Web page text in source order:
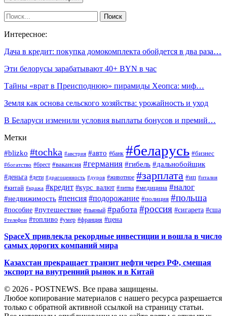
Интересное:
Дача в кредит: покупка домокомплекта обойдется в два раза…
Эти белорусы зарабатывают 40+ BYN в час
Тайны «врат в Преисподнюю» пирамиды Хеопса: миф…
Земля как основа сельского хозяйства: урожайность и уход
В Беларуси изменили условия выплаты бонусов и премий…
Метки
#blizko #tochka #австрия #авто #банк #беларусь #бизнес
#богатство #брест #вакансия #германия #гибель #дальнобойщик
#деньга #дети #драгоценность #дуров #животное #зарплата #ип #италия
#китай #кража #кредит #курс_валют #литва #медицина #налог
#недвижимость #пенсия #подорожание #полиция #польша
#пособие #путешествие #пьяный #работа #россия #сигарета #сша
#телефон #топливо #умер #франция #цена
SpaceX привлекла рекордные инвестиции и вошла в число
самых дорогих компаний мира
Казахстан прекращает транзит нефти через РФ, смещая
экспорт на внутренний рынок и в Китай
© 2026 - POSTNEWS. Все права защищены.
Любое копирование материалов с нашего ресурса разрешается
только с обратной активной ссылкой на страницу статьи.